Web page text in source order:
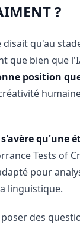
?
qu'au
que bien que
position
qu'une
Tests of
pour
linguistique.
poser des